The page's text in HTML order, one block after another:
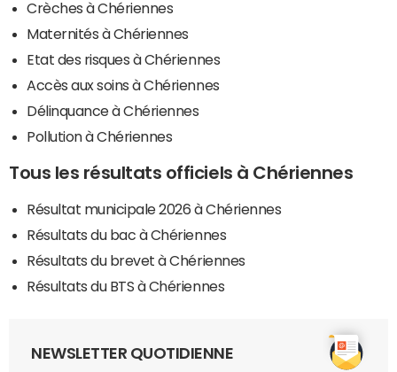
Crèches à Chériennes
Maternités à Chériennes
Etat des risques à Chériennes
Accès aux soins à Chériennes
Délinquance à Chériennes
Pollution à Chériennes
Tous les résultats officiels à Chériennes
Résultat municipale 2026 à Chériennes
Résultats du bac à Chériennes
Résultats du brevet à Chériennes
Résultats du BTS à Chériennes
NEWSLETTER QUOTIDIENNE